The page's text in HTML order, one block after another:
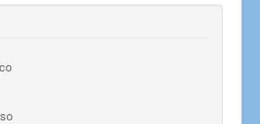
de bolsista - Prof.ª Roberta